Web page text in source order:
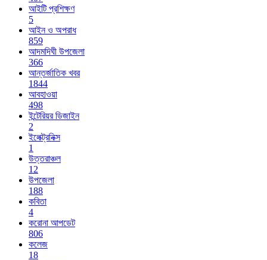
আইটি প্রশিক্ষণ
5
আইন ও অপরাধ
859
আদমদিঘী উপজেলা
366
আন্তর্জাতিক খবর
1844
আবহাওয়া
498
ইন্টেরিয়র ডিজাইন
2
ইলেক্ট্রনিক্স
1
উত্তরাঞ্চল
12
উপজেলা
188
কবিতা
4
করোনা আপডেট
806
কলেজ
18